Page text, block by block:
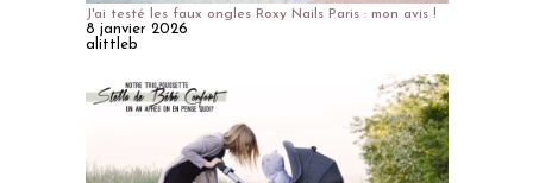
J'ai testé les faux ongles Roxy Nails Paris : mon avis !
8 janvier 2026
alittleb